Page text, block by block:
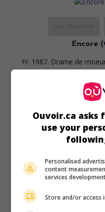
Encore
Fr. 1987. Drame de
Louis Rolland,Florence
homme quitte sa famille
bohème qui l'entraîne
Durée:
87 min.
au cinéma
Ouvoir.ca asks
use your
Personalised
content
services
Store and/or access